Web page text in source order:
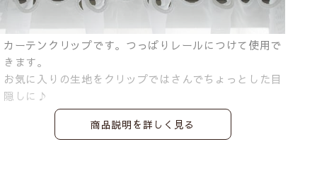
カーテンクリップです。つっぱりレールにつけて使用で
きます。
お気に入りの生地をクリップではさんでちょっとした目
隠しに♪
商品説明を詳しく見る